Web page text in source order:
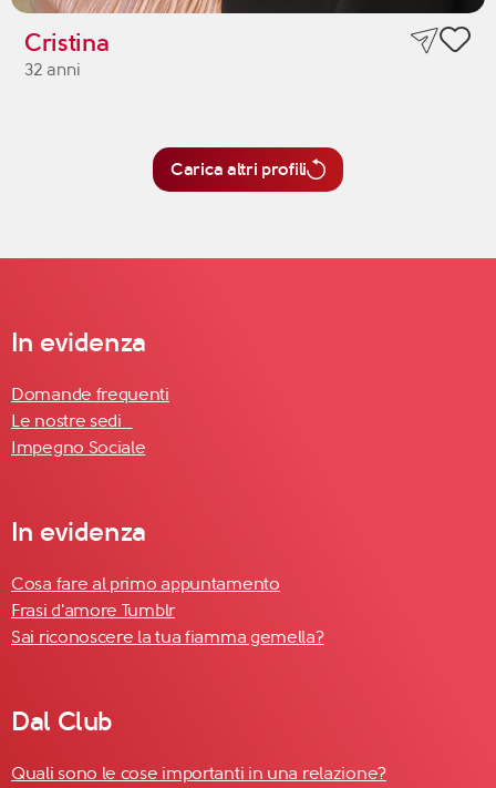
Cristina
32 anni
Carica altri profili
In evidenza
Domande frequenti
Le nostre sedi
Impegno Sociale
In evidenza
Cosa fare al primo appuntamento
Frasi d'amore Tumblr
Sai riconoscere la tua fiamma gemella?
Dal Club
Quali sono le cose importanti in una relazione?